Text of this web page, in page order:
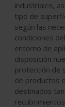
industriales,
tipo de
según las
condiciones
entorno de
disposición
protección de
de productos
destinados